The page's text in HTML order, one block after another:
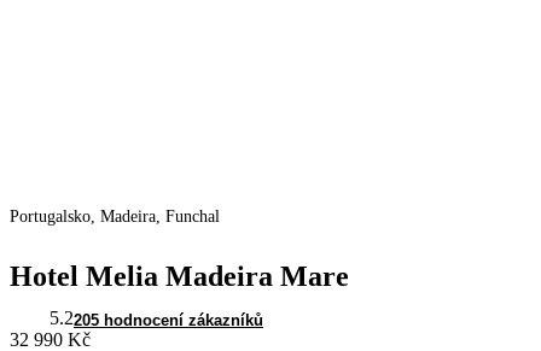
Portugalsko, Madeira, Funchal
Hotel Melia Madeira Mare
5.2205 hodnocení zákazníků
32 990 Kč